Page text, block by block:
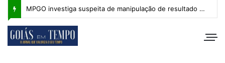
MPGO investiga suspeita de manipulação de resultado na Copa Goiás Sub-20